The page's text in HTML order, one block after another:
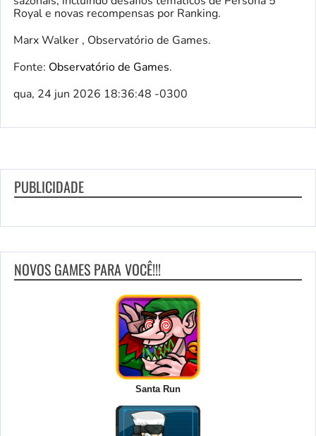
Royal e novas recompensas por Ranking.
Marx Walker , Observatório de Games.
Fonte: Observatório de Games.
qua, 24 jun 2026 18:36:48 -0300
PUBLICIDADE
NOVOS GAMES PARA VOCÊ!!!
Santa Run